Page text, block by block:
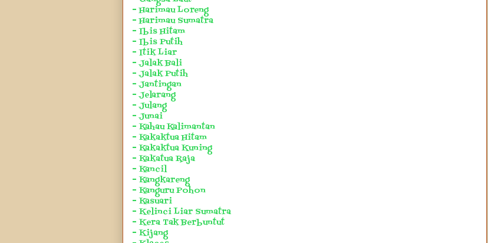
- Harimau Loreng
- Harimau Sumatra
- Ibis Hitam
- Ibis Putih
- Itik Liar
- Jalak Bali
- Jalak Putih
- Jantingan
- Jelarang
- Julang
- Junai
- Kahau Kalimantan
- Kakaktua Hitam
- Kakaktua Kuning
- Kakatua Raja
- Kancil
- Kangkareng
- Kanguru Pohon
- Kasuari
- Kelinci Liar Sumatra
- Kera Tak Berbuntut
- Kijang